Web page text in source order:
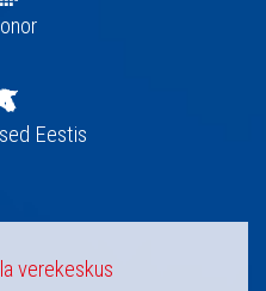
Eestis
verekeskus